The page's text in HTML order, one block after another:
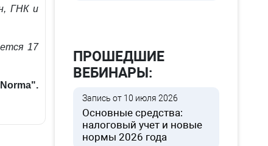
ГНК и
17
ПРОШЕДШИЕ
ВЕБИНАРЫ:
Запись от 10 июля 2026
Основные средства:
налоговый учет и новые
нормы 2026 года